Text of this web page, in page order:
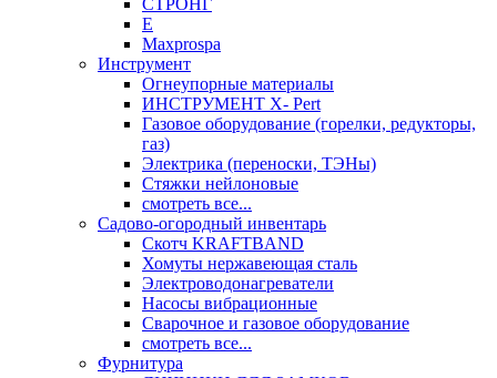
СТРОНГ
Е
Maxprospa
Инструмент
Огнеупорные материалы
ИНСТРУМЕНТ X- Pert
Газовое оборудование (горелки, редукторы,
газ)
Электрика (переноски, ТЭНы)
Стяжки нейлоновые
смотреть все...
Садово-огородный инвентарь
Скотч KRAFTBAND
Хомуты нержавеющая сталь
Электроводонагреватели
Насосы вибрационные
Сварочное и газовое оборудование
смотреть все...
Фурнитура